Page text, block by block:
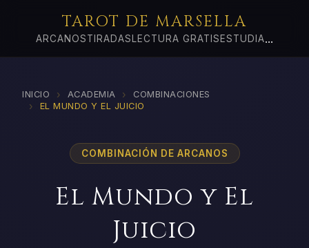
TAROT DE MARSELLA
ARCANOSTIRADAS LECTURA GRATIS ESTUDIA...
INICIO › ACADEMIA › COMBINACIONES
› EL MUNDO Y EL JUICIO
COMBINACIÓN DE ARCANOS
El Mundo y El
Juicio